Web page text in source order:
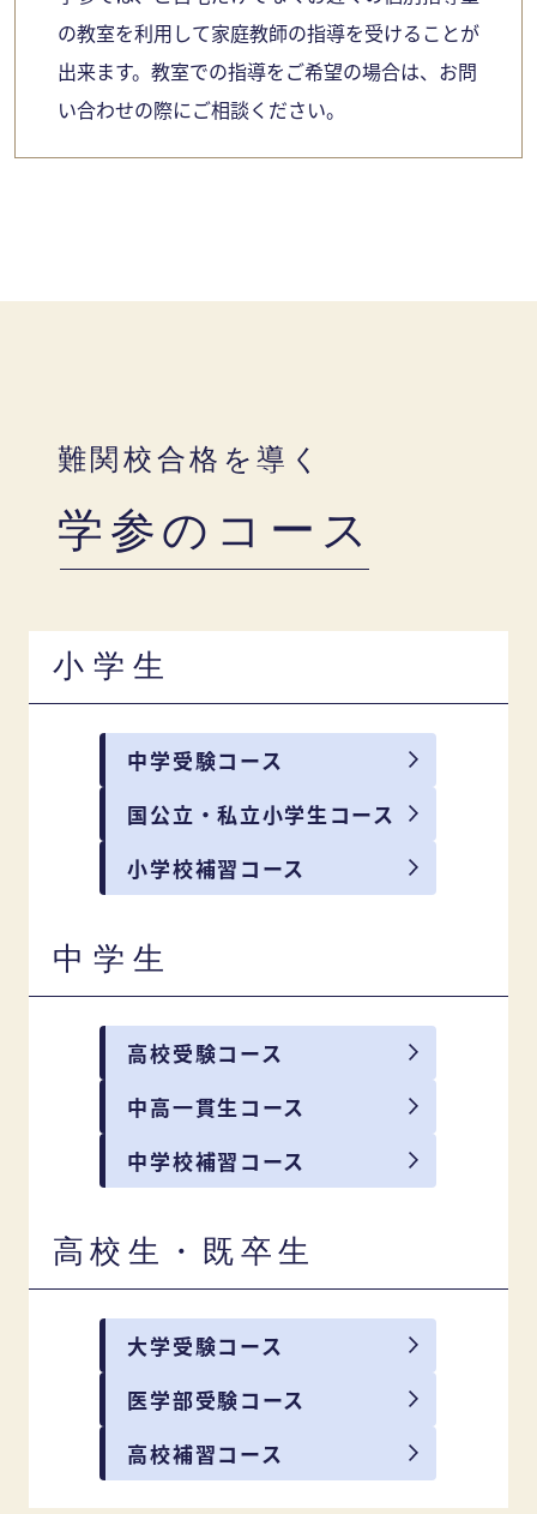
の教室を利用して家庭教師の指導を受けることが
出来ます。教室での指導をご希望の場合は、お問
い合わせの際にご相談ください。
難関校合格を導く
学参のコース
小学生
中学受験コース
国公立・私立小学生コース
小学校補習コース
中学生
高校受験コース
中高一貫生コース
中学校補習コース
高校生・既卒生
大学受験コース
医学部受験コース
高校補習コース